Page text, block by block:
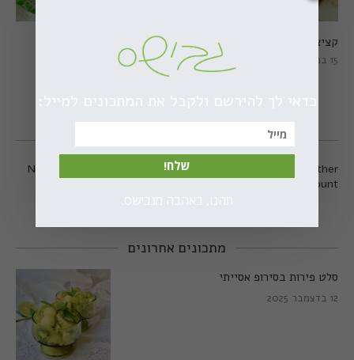
קציצות כרישה טבעוניות
מושלמות
20 במרץ 2018
קציצות כרישה מושלמות
15 במרץ 2018
No any image found. Please check it again or try with another
instagram account.
מתכונים אחרונים
סלט פירות בסירופ אסייתי
12 בדצמבר 2025
כדאי לך להירשם ולקבל את המתכונים למייל:
שלח!
תהנו, באהבה מגבישס.